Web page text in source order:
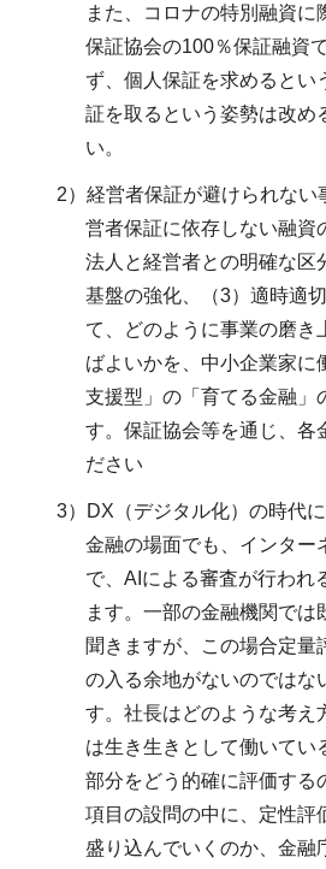
また、コロナの特別融資に
保証協会の100％保証融資
ず、個人保証を求めるとい
証を取るという姿勢は改め
い。
2）経営者保証が避けられない
営者保証に依存しない融資
法人と経営者との明確な区
基盤の強化、（3）適時適
て、どのように事業の磨き
ばよいかを、中小企業家に
支援型」の「育てる金融」
す。保証協会等を通じ、各
ださい
3）DX（デジタル化）の時代
金融の場面でも、インター
で、AIによる審査が行われ
ます。一部の金融機関では
聞きますが、この場合定量
の入る余地がないのではな
す。社長はどのような考え
は生き生きとして働いてい
部分をどう的確に評価する
項目の設問の中に、定性評
盛り込んでいくのか、金融